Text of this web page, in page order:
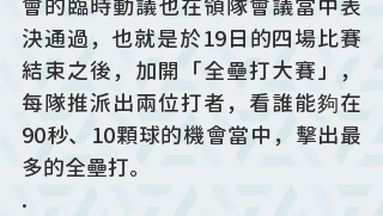
會的臨時動議也在領隊會議當中表
決通過，也就是於19日的四場比賽
結束之後，加開「全壘打大賽」，
每隊推派出兩位打者，看誰能夠在
90秒、10顆球的機會當中，擊出最
多的全壘打。
.